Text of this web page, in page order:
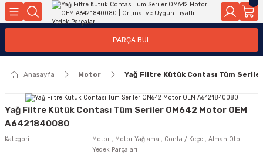
Geri Dön
Geri Dön
Geri Dön
Motor Elektrik
Ateşleme Buji Bobin Buji Kablosu
Geri Dön
Geri Dön
Geri Dön
Kollar
Geri Dön
Geri Dön
Ön Arka
Geri Dön
PARÇA BUL
Anasayfa Motor Yağ Filtre Kütük Contası Tüm
Yağ Filtre Kütük Contası Tüm Seriler OM642 Motor OEM
A6421840080
Kategori Motor , Motor Yağlama , Conta / Keçe , Alman Oto
Yedek Parçaları